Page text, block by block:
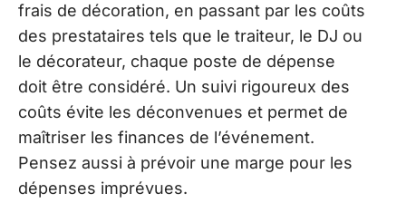
frais de décoration, en passant par les coûts
des prestataires tels que le traiteur, le DJ ou
le décorateur, chaque poste de dépense
doit être considéré. Un suivi rigoureux des
coûts évite les déconvenues et permet de
maîtriser les finances de l’événement.
Pensez aussi à prévoir une marge pour les
dépenses imprévues.